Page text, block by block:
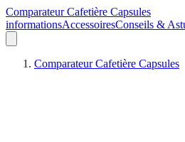
Comparateur Cafetière Capsules
informationsAccessoiresConseils &
Comparateur Cafetière Capsules